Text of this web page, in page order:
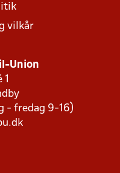
vilkår
Union
1
- fredag 9-16)